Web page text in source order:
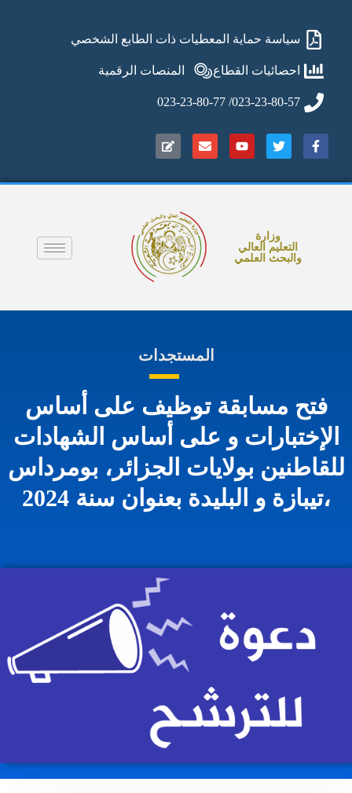
سياسة حماية المعطيات ذات الطابع الشخصي
احصائيات القطاع المنصات الرقمية
023-23-80-57/ 023-23-80-77
وزارة
التعليم العالي
والبحث العلمي
المستجدات
فتح مسابقة توظيف على أساس
الإختبارات و على أساس الشهادات
للقاطنين بولايات الجزائر، بومرداس
،تيبازة و البليدة بعنوان سنة 2024